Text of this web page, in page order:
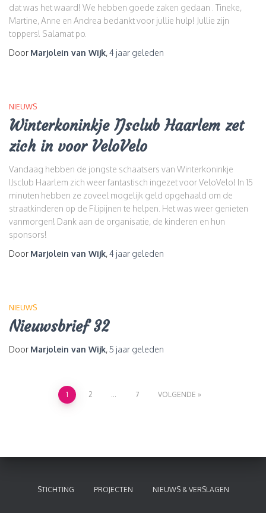
dat was het waard! We hebben goede zaken gedaan . Tineke,
Martine, Anne en Andrea bedankt voor jullie hulp! Jullie zijn
toppers! Salamat po.
Door Marjolein van Wijk,4 jaar geleden
NIEUWS
Winterkoninkje IJsclub Haarlem zet
zich in voor VeloVelo
Vandaag hebben de jongste schaatsers van Winterkoninkje
IJsclub Haarlem zich weer fantastisch ingezet voor VeloVelo! In 15
minuten hebben ze zoveel mogelijk geld opgehaald om de
straatkinderen op de Filipijnen te helpen. Het was weer genieten
vanmorgen! Dank aan de organisatie, de kinderen en hun
sponsors!
Door Marjolein van Wijk,4 jaar geleden
NIEUWS
Nieuwsbrief 32
Door Marjolein van Wijk,5 jaar geleden
Berichten
1 2 … 7 VOLGENDE
STICHTING PROJECTEN NIEUWS & VERSLAGEN